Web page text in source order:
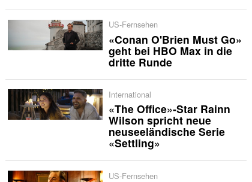
US-Fernsehen
«Conan O'Brien Must Go»
geht bei HBO Max in die
dritte Runde
International
«The Office»-Star Rainn
Wilson spricht neue
neuseeländische Serie
«Settling»
US-Fernsehen